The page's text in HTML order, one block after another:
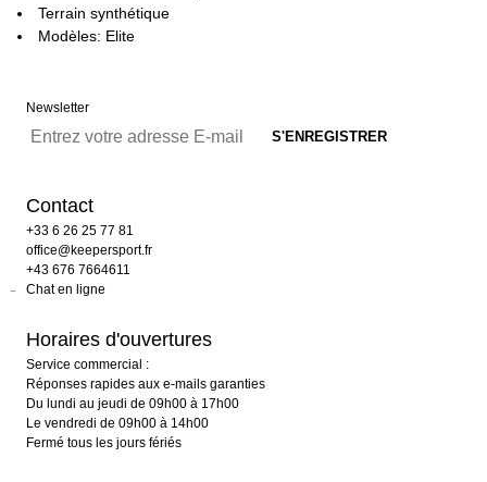
Terrain synthétique
Modèles: Elite
Newsletter
Contact
+33 6 26 25 77 81
office@keepersport.fr
+43 676 7664611
Chat en ligne
Horaires d'ouvertures
Service commercial :
Réponses rapides aux e-mails garanties
Du lundi au jeudi de 09h00 à 17h00
Le vendredi de 09h00 à 14h00
Fermé tous les jours fériés